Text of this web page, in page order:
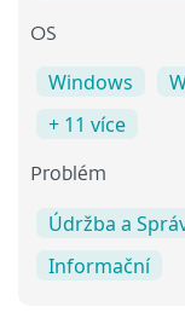
OS
Windows
+ 11 více
Problém
Údržba a
Informační